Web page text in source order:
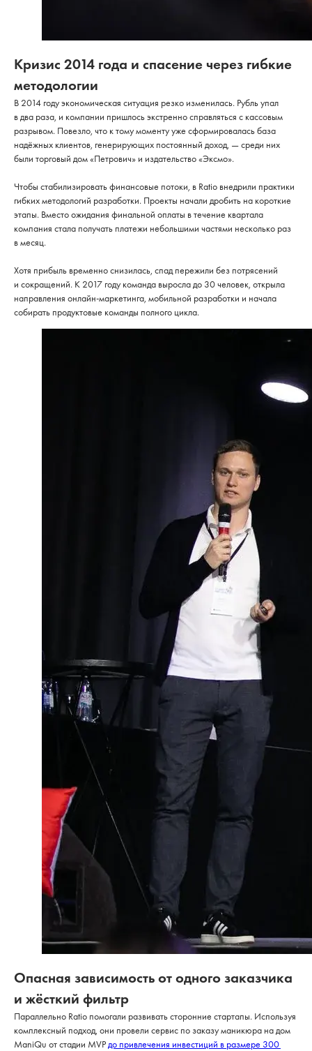
Кризис 2014 года и спасение через гибкие
методологии
В 2014 году экономическая ситуация резко изменилась. Рубль упал
в два раза, и компании пришлось экстренно справляться с кассовым
разрывом. Повезло, что к тому моменту уже сформировалась база
надёжных клиентов, генерирующих постоянный доход, — среди них
были торговый дом «Петрович» и издательство «Эксмо».
Чтобы стабилизировать финансовые потоки, в Ratio внедрили практики
гибких методологий разработки. Проекты начали дробить на короткие
этапы. Вместо ожидания финальной оплаты в течение квартала
компания стала получать платежи небольшими частями несколько раз
в месяц.
Хотя прибыль временно снизилась, спад пережили без потрясений
и сокращений. К 2017 году команда выросла до 30 человек, открыла
направления онлайн-маркетинга, мобильной разработки и начала
собирать продуктовые команды полного цикла.
Опасная зависимость от одного заказчика
и жёсткий фильтр
Параллельно Ratio помогали развивать сторонние стартапы. Используя
комплексный подход, они провели сервис по заказу маникюра на дом
ManiQu от стадии MVPдо привлечения инвестиций в размере 300